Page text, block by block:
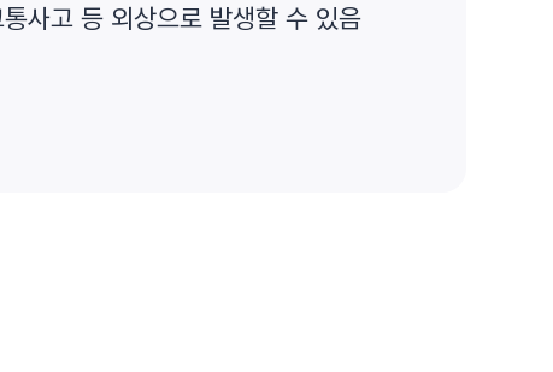
사고 등 외상으로 발생할 수 있음